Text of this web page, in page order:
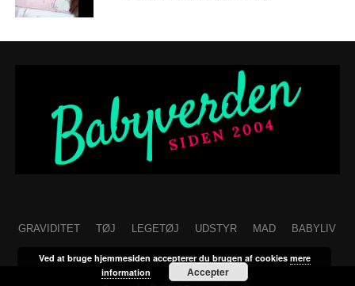
GRAVIDITET TØJ LEGETØJ UDSTYR MAD BABYLIV
Ved at bruge hjemmesiden accepterer du brugen af cookies mere
information
Accepter